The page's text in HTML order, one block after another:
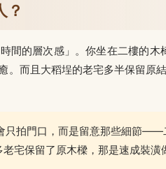
？
間的層次感」。你坐在二樓的
。而且大稻埕的老宅多半保留
只拍門口，而是留意那些細節
宅保留了原木樑，那是速成裝潢